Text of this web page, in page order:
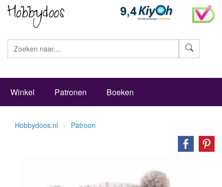
Winkel Patronen Boeken
Hobbydoos.nl Patroon